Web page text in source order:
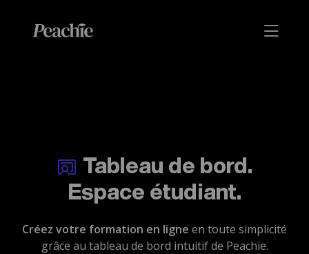
Tableau de bord.
Espace étudiant.
Créez votre formation en ligne en toute simplicité
grâce au tableau de bord intuitif de Peachie.